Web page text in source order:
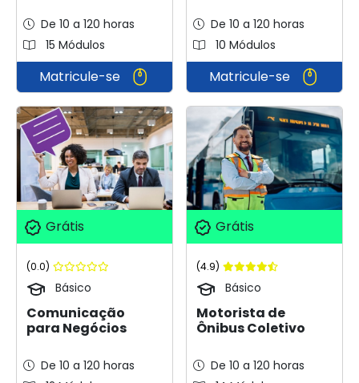
De 10 a 120 horas
15 Módulos
Matricule-se
De 10 a 120 horas
10 Módulos
Matricule-se
Grátis
(0.0)
Básico
Comunicação
para Negócios
De 10 a 120 horas
Grátis
(4.9)
Básico
Motorista de
Ônibus Coletivo
De 10 a 120 horas